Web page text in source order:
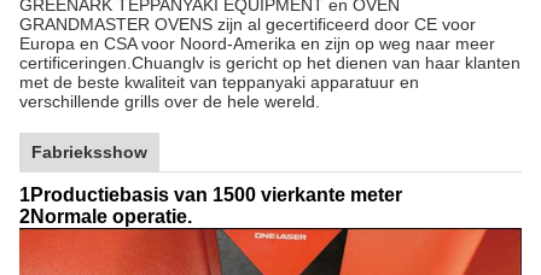
GREENARK TEPPANYAKI EQUIPMENT en OVEN
GRANDMASTER OVENS zijn al gecertificeerd door CE voor
Europa en CSA voor Noord-Amerika en zijn op weg naar meer
certificeringen.Chuanglv is gericht op het dienen van haar klanten
met de beste kwaliteit van teppanyaki apparatuur en
verschillende grills over de hele wereld.
Fabrieksshow
1Productiebasis van 1500 vierkante meter
2Normale operatie.